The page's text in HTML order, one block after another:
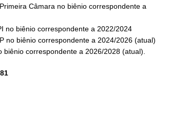
Câmara no biênio correspondente a
no biênio correspondente a 2022/2024
no biênio correspondente a 2024/2026 (atual)
biênio correspondente a 2026/2028 (atual).